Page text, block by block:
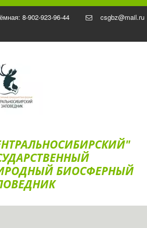
8-902-923-96-44 csgbz@mail.ru
БИОСФЕРНЫЙ